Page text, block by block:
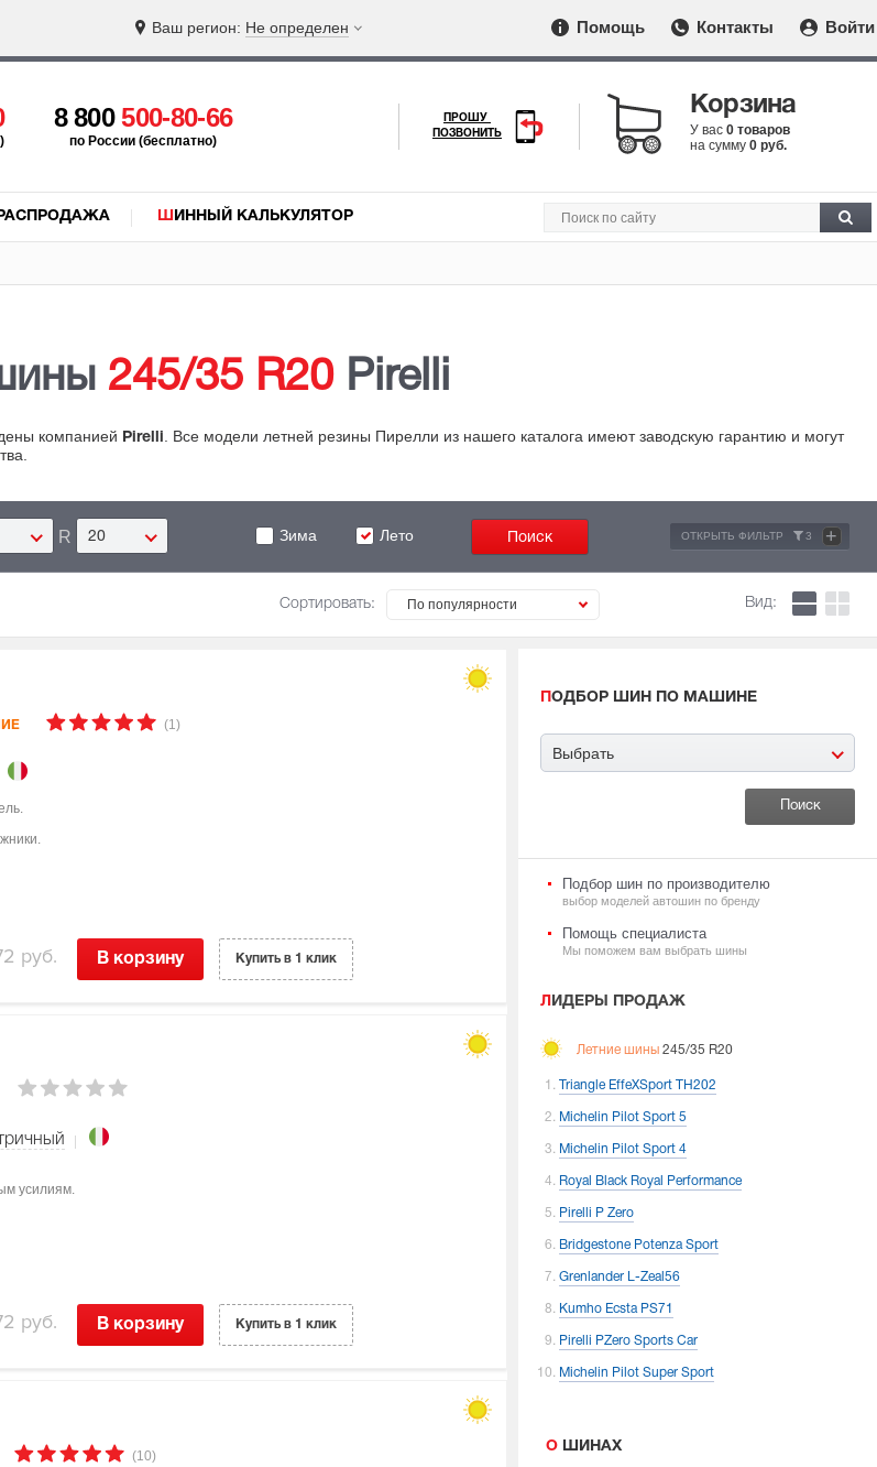
Ваш регион: Не определен Помощь Контакты Войти
8 800500-80-66
по России (бесплатно)
ПРОШУ
ПОЗВОНИТЬ
Корзина
У вас 0 товаров
на сумму 0 руб.
РАСПРОДАЖА ШИННЫЙ КАЛЬКУЛЯТОР
245/35 R20Pirelli
компанией Pirelli
. Все модели летней резины Пирелли из нашего каталога имеют заводскую гарантию и могут
R 20 Зима Лето ОТКРЫТЬ ФИЛЬТР 3 +
Сортировать: По популярности Вид:
(1)
руб. В корзину Купить в 1 клик
усилиям.
руб. В корзину Купить в 1 клик
(10)
ПОДБОР ШИН ПО МАШИНЕ
Выбрать
Подбор шин по производителю
выбор моделей автошин по бренду
Помощь специалиста
Мы поможем вам выбрать шины
ЛИДЕРЫ ПРОДАЖ
Летние шины 245/35 R20
Triangle EffeXSport TH202
Michelin Pilot Sport 5
Michelin Pilot Sport 4
Royal Black Royal Performance
Pirelli P Zero
Bridgestone Potenza Sport
Grenlander L-Zeal56
Kumho Ecsta PS71
Pirelli PZero Sports Car
Michelin Pilot Super Sport
О ШИНАХ